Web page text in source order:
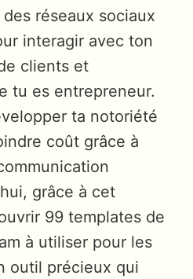
des réseaux sociaux
interagir avec ton
clients et
tu es entrepreneur.
ta notoriété
coût grâce à
grâce à cet
99 templates de
à utiliser pour les
outil précieux qui